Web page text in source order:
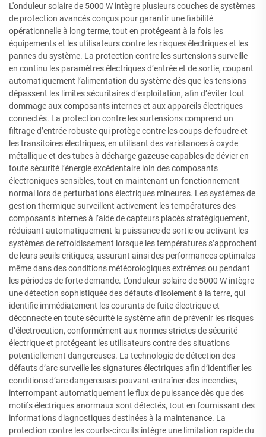
L'onduleur solaire de 5000 W intègre plusieurs couches de systèmes
de protection avancés conçus pour garantir une fiabilité
opérationnelle à long terme, tout en protégeant à la fois les
équipements et les utilisateurs contre les risques électriques et les
pannes du système. La protection contre les surtensions surveille
en continu les paramètres électriques d’entrée et de sortie, coupant
automatiquement l’alimentation du système dès que les tensions
dépassent les limites sécuritaires d’exploitation, afin d’éviter tout
dommage aux composants internes et aux appareils électriques
connectés. La protection contre les surtensions comprend un
filtrage d’entrée robuste qui protège contre les coups de foudre et
les transitoires électriques, en utilisant des varistances à oxyde
métallique et des tubes à décharge gazeuse capables de dévier en
toute sécurité l’énergie excédentaire loin des composants
électroniques sensibles, tout en maintenant un fonctionnement
normal lors de perturbations électriques mineures. Les systèmes de
gestion thermique surveillent activement les températures des
composants internes à l’aide de capteurs placés stratégiquement,
réduisant automatiquement la puissance de sortie ou activant les
systèmes de refroidissement lorsque les températures s’approchent
de leurs seuils critiques, assurant ainsi des performances optimales
même dans des conditions météorologiques extrêmes ou pendant
les périodes de forte demande. L’onduleur solaire de 5000 W intègre
une détection sophistiquée des défauts d’isolement à la terre, qui
identifie immédiatement les courants de fuite électrique et
déconnecte en toute sécurité le système afin de prévenir les risques
d’électrocution, conformément aux normes strictes de sécurité
électrique et protégeant les utilisateurs contre des situations
potentiellement dangereuses. La technologie de détection des
défauts d’arc surveille les signatures électriques afin d’identifier les
conditions d’arc dangereuses pouvant entraîner des incendies,
interrompant automatiquement le flux de puissance dès que des
motifs électriques anormaux sont détectés, tout en fournissant des
informations diagnostiques destinées à la maintenance. La
protection contre les courts-circuits intègre une limitation rapide du